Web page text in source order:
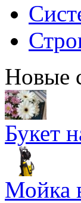
Новые
Букет
Мойка